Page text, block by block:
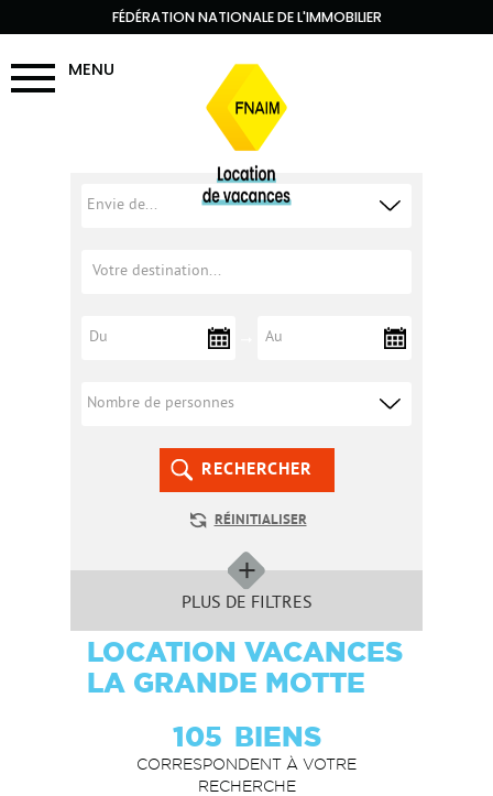
FÉDÉRATION NATIONALE DE L'IMMOBILIER
MENU
RECHERCHER
RÉINITIALISER
PLUS DE FILTRES
LOCATION VACANCES
LA GRANDE MOTTE
105 BIENS
CORRESPONDENT À VOTRE
RECHERCHE